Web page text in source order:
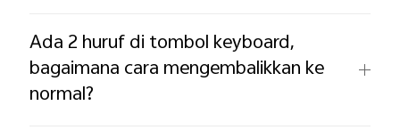
Ada 2 huruf di tombol keyboard,
bagaimana cara mengembalikkan ke
normal?